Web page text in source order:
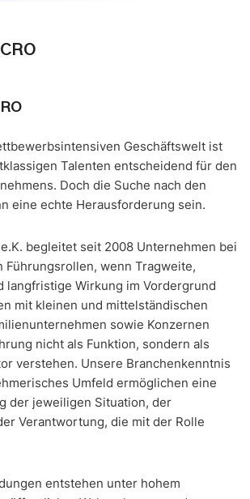
Geschäftswelt ist
Talenten entscheidend für den
Doch die Suche nach den
eine echte Herausforderung sein.
begleitet seit 2008 Unternehmen bei
Führungsrollen, wenn Tragweite,
langfristige Wirkung im Vordergrund
mit kleinen und mittelständischen
sowie Konzernen
nicht als Funktion, sondern als
verstehen. Unsere Branchenkenntnis
Umfeld ermöglichen eine
der jeweiligen Situation, der
Verantwortung, die mit der Rolle
entstehen unter hohem